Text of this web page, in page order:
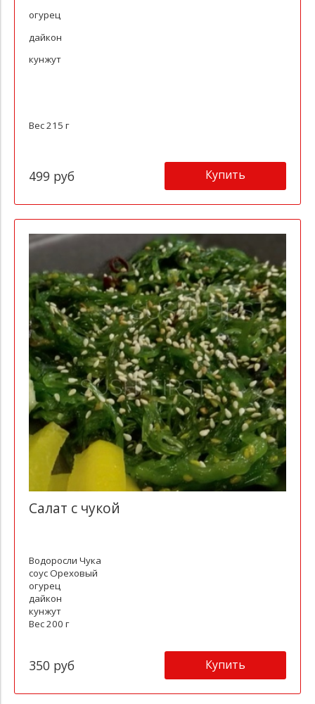
огурец
дайкон
кунжут
Вес 215 г
499 руб Купить
Салат с чукой
Водоросли Чука
соус Ореховый
огурец
дайкон
кунжут
Вес 200 г
350 руб Купить